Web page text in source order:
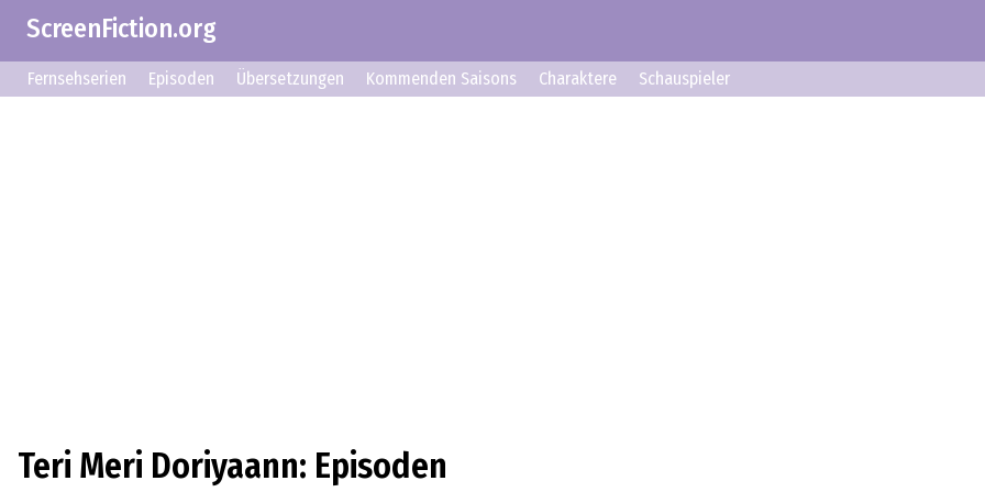
ScreenFiction.org
Fernsehserien Episoden Übersetzungen Kommenden Saisons Charaktere Schauspieler
Teri Meri Doriyaann: Episoden